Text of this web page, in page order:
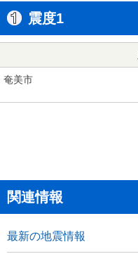
震度1
奄美市
関連情報
最新の地震情報